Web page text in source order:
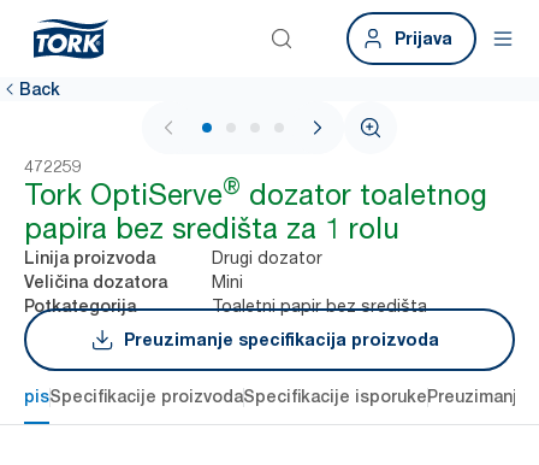
Prijava
Back
1 / 4
472259
Tork OptiServe® dozator toaletnog
papira bez središta za 1 rolu
Linija proizvoda Drugi dozator
Veličina dozatora Mini
Potkategorija
Toaletni papir bez središta
Preuzimanje specifikacija proizvoda
OpisSpecifikacije proizvodaSpecifikacije isporukePreuzimanje